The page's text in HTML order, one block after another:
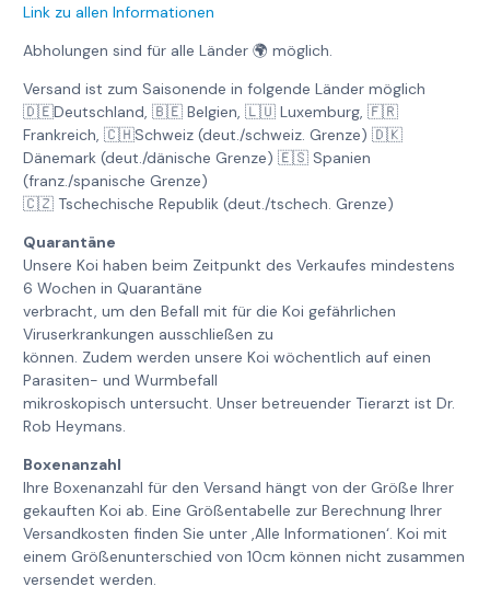
Link zu allen Informationen
Abholungen sind für alle Länder 🌍 möglich.
Versand ist zum Saisonende in folgende Länder möglich
🇩🇪Deutschland, 🇧🇪 Belgien, 🇱🇺 Luxemburg, 🇫🇷
Frankreich, 🇨🇭Schweiz (deut./schweiz. Grenze) 🇩🇰
Dänemark (deut./dänische Grenze) 🇪🇸 Spanien
(franz./spanische Grenze)
🇨🇿 Tschechische Republik (deut./tschech. Grenze)
Quarantäne
Unsere Koi haben beim Zeitpunkt des Verkaufes mindestens
6 Wochen in Quarantäne
verbracht, um den Befall mit für die Koi gefährlichen
Viruserkrankungen ausschließen zu
können. Zudem werden unsere Koi wöchentlich auf einen
Parasiten- und Wurmbefall
mikroskopisch untersucht. Unser betreuender Tierarzt ist Dr.
Rob Heymans.
Boxenanzahl
Ihre Boxenanzahl für den Versand hängt von der Größe Ihrer
gekauften Koi ab. Eine Größentabelle zur Berechnung Ihrer
Versandkosten finden Sie unter ‚Alle Informationen‘. Koi mit
einem Größenunterschied von 10cm können nicht zusammen
versendet werden.